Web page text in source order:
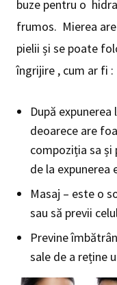
buze pentru o
frumos. Mierea
pielii și se poate
îngrijire , cum ar fi :
După
deoarece are
compoziția sa
de la expunerea
Masaj – este o
sau să previi
Previne
sale de a reține